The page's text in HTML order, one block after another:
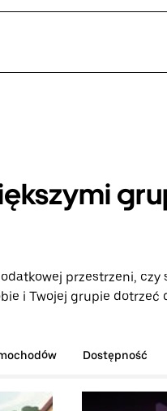
przestrzeni,
i Twojej grupie dotrzeć
Dostępność